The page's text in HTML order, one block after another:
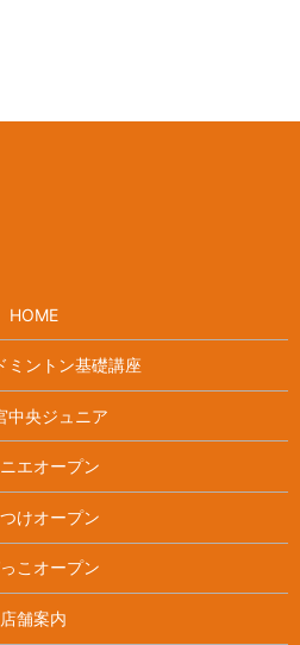
HOME
ミントン基礎講座
中央ジュニア
エオープン
けオープン
こオープン
店舗案内